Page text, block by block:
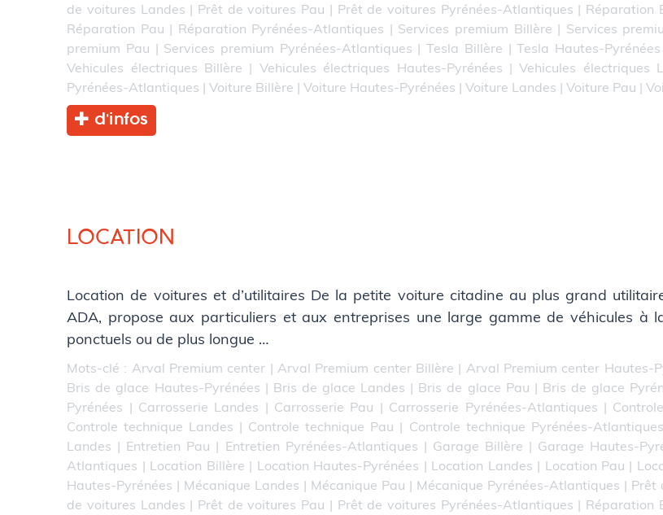
de voitures Landes | Prêt de voitures Pau | Prêt de voitures Pyrénées-Atlantiques | Réparation
Réparation Pau | Réparation Pyrénées-Atlantiques | Services premium Billère | Services
premium Pau | Services premium Pyrénées-Atlantiques |Tesla Billère |Tesla Hautes-Pyrénées
Vehicules électriques Billère | Vehicules électriques Hautes-Pyrénées |Vehicules électriques
Pyrénées-Atlantiques |Voiture Billère |Voiture Hautes-Pyrénées |Voiture Landes |Voiture Pau |
d’infos
LOCATION
Location de voitures et d’utilitaires De la petite voiture citadine au plus grand
ADA, propose aux particuliers et aux entreprises une large gamme de véhicules à
ponctuels ou de plus longue …
Mots-clé : Arval Premium center |Arval Premium center Billère | Arval Premium center Hautes-
Bris de glace Hautes-Pyrénées | Bris de glace Landes | Bris de glace Pau | Bris de glace
Pyrénées | Carrosserie Landes | Carrosserie Pau | Carrosserie Pyrénées-Atlantiques |
Controle technique Landes | Controle technique Pau | Controle technique Pyrénées-Atlantiques
Landes | Entretien Pau | Entretien Pyrénées-Atlantiques | Garage Billère | Garage Hautes-
Atlantiques | Location Billère | Location Hautes-Pyrénées | Location Landes | Location Pau |
Hautes-Pyrénées | Mécanique Landes | Mécanique Pau | Mécanique Pyrénées-Atlantiques | Prêt
de voitures Landes | Prêt de voitures Pau | Prêt de voitures Pyrénées-Atlantiques | Réparation